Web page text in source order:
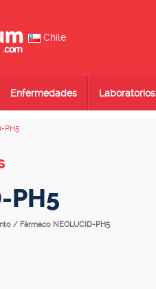
Chile
Enfermedades Laboratorios
PH5
PH5
/ Fármaco NEOLUCID-PH5